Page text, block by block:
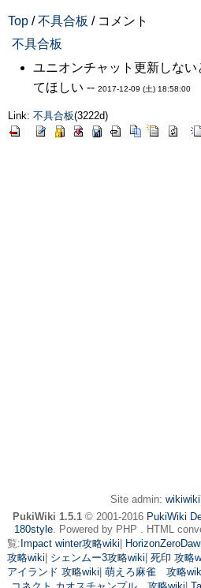
Top /不具合板 / コメント
不具合板
ユニオンチャット更新しな
てほしい -- 2017-12-09 (土) 18:58:00
Link: 不具合板(3222d)
Site admin:
PukiWiki 1.5.1© 2001-2016 PukiWiki
180style. Powered by PHP . HTML
覧: Impact winter攻略wiki
攻略wiki シェンムー3攻略wiki 死印 攻略
アイランド 攻略wiki 萌えろ麻雀 攻略